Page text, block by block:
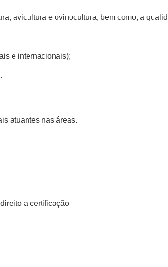
avicultura e ovinocultura, bem como, a
e internacionais);
atuantes nas áreas.
a certificação.